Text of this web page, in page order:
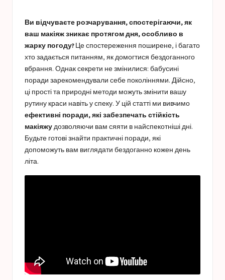
s
t
u
c
e
s
Ви відчуваєте розчарування, спостерігаючи, як
ваш макіяж зникає протягом дня, особливо в
жарку погоду?Це спостереження поширене, і багато
хто задається питанням, як домогтися бездоганного
вбрання. Однак секрети не змінилися: бабусині
поради зарекомендували себе поколіннями. Дійсно,
ці прості та природні методи можуть змінити вашу
рутину краси навіть у спеку. У цій статті ми вивчимо
ефективні поради, які забезпечать стійкість
макіяжу дозволяючи вам сяяти в найспекотніші дні.
Будьте готові знайти практичні поради, які
допоможуть вам виглядати бездоганно кожен день
літа.